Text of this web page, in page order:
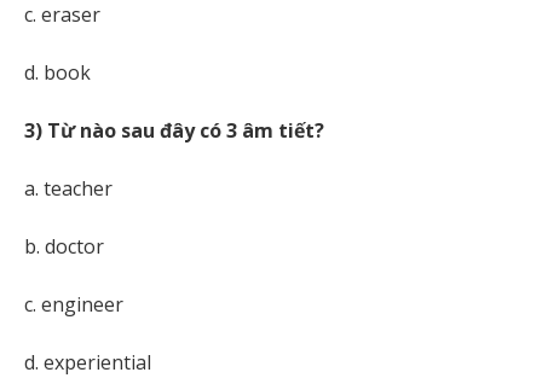
c. eraser
d. book
3) Từ nào sau đây có 3 âm tiết?
a. teacher
b. doctor
c. engineer
d. experiential